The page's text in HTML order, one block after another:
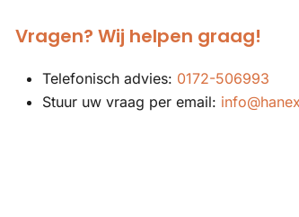
Vragen? Wij helpen graag!
Telefonisch advies: 0172-506993
Stuur uw vraag per email: